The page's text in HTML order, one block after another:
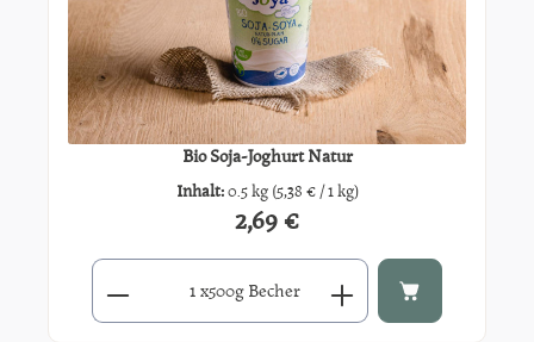
Bio Soja-Joghurt Natur
Inhalt:0.5 kg (5,38 € / 1 kg)
Regulärer Preis:
2,69 €
Produkt Anzahl: Gib den gewünschten Wert ein oder benutze
x500g Becher